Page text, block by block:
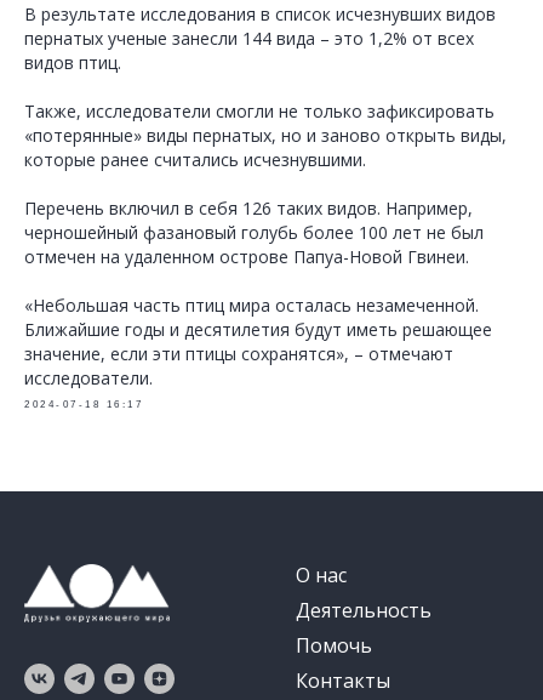
В результате исследования в список исчезнувших видов
пернатых ученые занесли 144 вида – это 1,2% от всех
видов птиц.
Также, исследователи смогли не только зафиксировать
«потерянные» виды пернатых, но и заново открыть виды,
которые ранее считались исчезнувшими.
Перечень включил в себя 126 таких видов. Например,
черношейный фазановый голубь более 100 лет не был
отмечен на удаленном острове Папуа-Новой Гвинеи.
«Небольшая часть птиц мира осталась незамеченной.
Ближайшие годы и десятилетия будут иметь решающее
значение, если эти птицы сохранятся», – отмечают
исследователи.
2024-07-18 16:17
О нас
Деятельность
Помочь
Контакты